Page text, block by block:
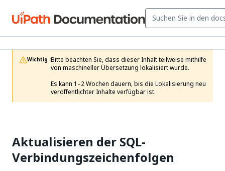
Wichtig :Bitte beachten Sie, dass dieser Inhalt teilweise mithilfe
von maschineller Übersetzung lokalisiert wurde.
Es kann 1–2 Wochen dauern, bis die Lokalisierung neu
veröffentlichter Inhalte verfügbar ist.
Aktualisieren der SQL-
Verbindungszeichenfolgen